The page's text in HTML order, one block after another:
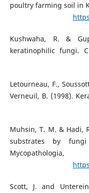
poultry farming soil in
- Kushwaha, R. &
keratinophilic fungi.
- Letourneau, F.,
Verneuil, B. (1998).
- Muhsin, T. M. &
substrates by
- Scott, J. and